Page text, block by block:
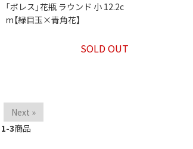
「ボレス」花瓶 ラウンド 小 12.2c
m【緑目玉×青角花】
SOLD OUT
Next »
1-3商品